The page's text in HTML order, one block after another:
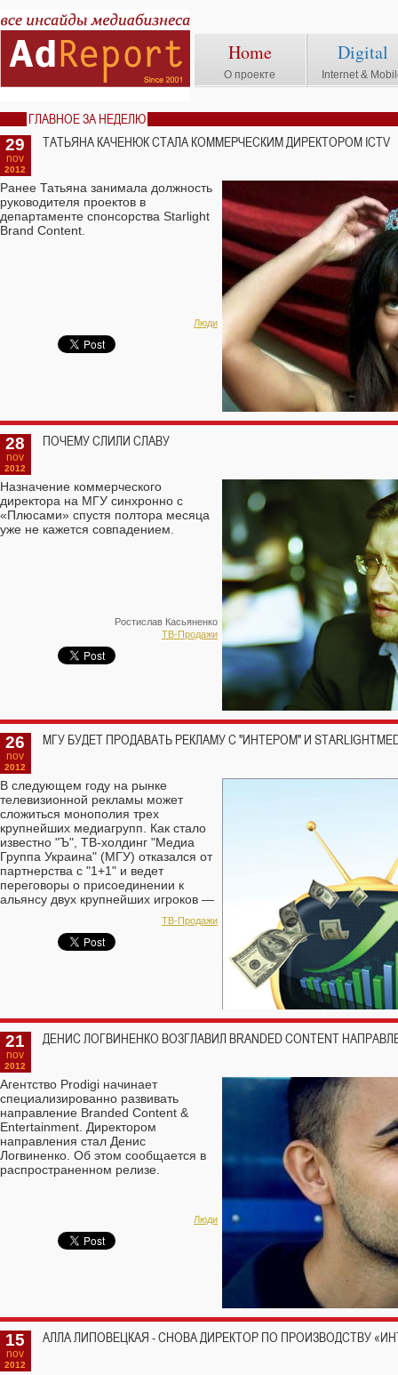
Home
О проекте
Digital
Internet &
ГЛАВНОЕ ЗА НЕДЕЛЮ
29
nov
2012
ТАТЬЯНА КАЧЕНЮК СТАЛА КОММЕРЧЕСКИМ ДИРЕКТОРОМ ICTV
Ранее Татьяна занимала должность
руководителя проектов в
департаменте спонсорства Starlight
Brand Content.
Люди
28
nov
2012
ПОЧЕМУ СЛИЛИ СЛАВУ
Назначение коммерческого
директора на МГУ синхронно с
«Плюсами» спустя полтора месяца
уже не кажется совпадением.
Ростислав Касьяненко
TВ-Продажи
26
nov
2012
МГУ БУДЕТ ПРОДАВАТЬ РЕКЛАМУ С "ИНТЕРОМ" И
В следующем году на рынке
телевизионной рекламы может
сложиться монополия трех
крупнейших медиагрупп. Как стало
известно "Ъ", ТВ-холдинг "Медиа
Группа Украина" (МГУ) отказался от
партнерства с "1+1" и ведет
переговоры о присоединении к
альянсу двух крупнейших игроков —
стратегии привела к увольнению
руководителя сейлз-хауса МГУ. Об
TВ-Продажи
21
nov
2012
ДЕНИС ЛОГВИНЕНКО ВОЗГЛАВИЛ BRANDED CONTENT
Агентство Prodigi начинает
специализированно развивать
направление Branded Content &
Entertainment. Директором
направления стал Денис
Логвиненко. Об этом сообщается в
распространенном релизе.
Люди
15
nov
2012
АЛЛА ЛИПОВЕЦКАЯ - СНОВА ДИРЕКТОР ПО ПРОИЗВОДСТВУ